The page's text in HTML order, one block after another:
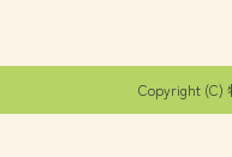
Copyright (C)